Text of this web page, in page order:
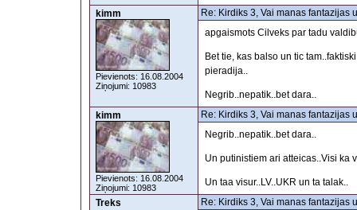
kimm
Pievienots: 16.08.2004
Ziņojumi: 10983
Re: Kirdiks 3, Vai manas fantazijas
apgaismots Cilveks par tadu
Bet tie, kas balso un tic
pieradija..
Negrib..nepatik..bet dara..
kimm
Pievienots: 16.08.2004
Ziņojumi: 10983
Re: Kirdiks 3, Vai manas fantazijas
Negrib..nepatik..bet dara..
Un putinistiem ari atteicas..Visi ka
Un taa visur..LV..UKR un ta talak..
Treks
Re: Kirdiks 3, Vai manas fantazijas